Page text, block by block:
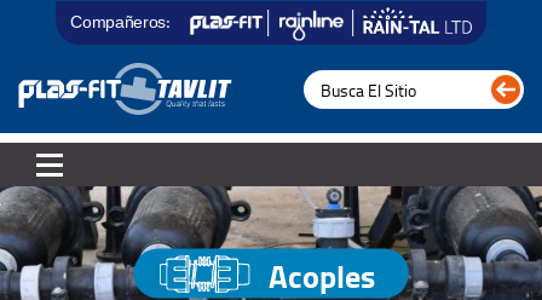
Compañeros:
Acoples